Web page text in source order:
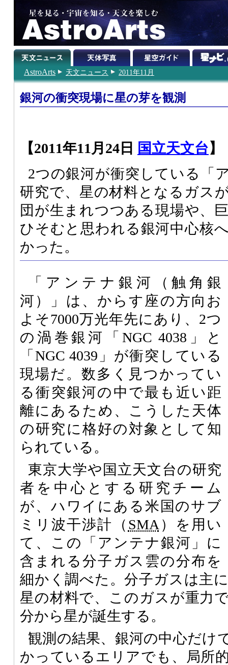
AstroArts 天文ニュース 2011年11月
銀河の衝突現場に星の芽を観測
【2011年11月24日 国立天文台】
2つの銀河が衝突している「
研究で、星の材料となるガス
団が生まれつつある現場や、
ひそむと思われる銀河中心核
かった。
「アンテナ銀河（触角銀
河）」は、からす座の方向お
よそ7000万光年先にあり、2つ
の渦巻銀河「NGC 4038」と
「NGC 4039」が衝突している
現場だ。数多く見つかってい
る衝突銀河の中で最も近い距
離にあるため、こうした天体
の研究に格好の対象として知
られている。
東京大学や国立天文台の研究
者を中心とする研究チーム
が、ハワイにある米国のサブ
ミリ波干渉計（ SMA ）を用い
て、この「アンテナ銀河」に
含まれる分子ガス雲の分布を
細かく調べた。分子ガスは主
星の材料で、このガスが重力
分から星が誕生する。
観測の結果、銀河の中心だけ
かっているエリアでも、局所